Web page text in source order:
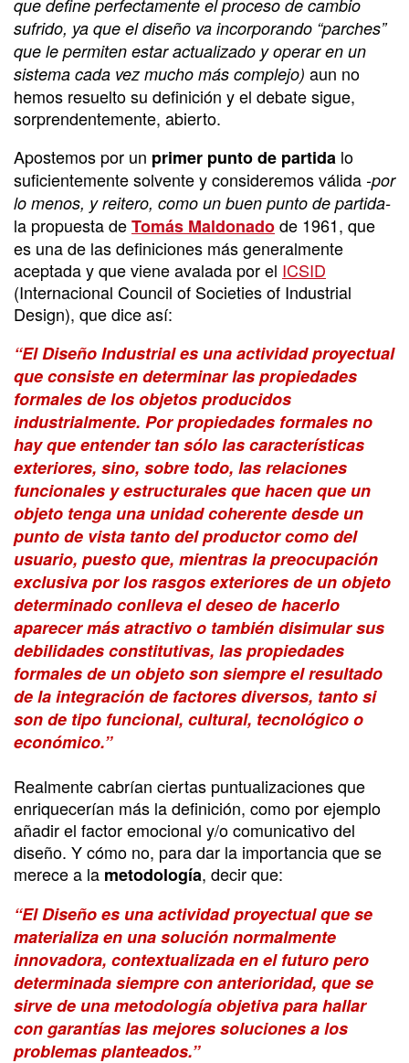
que define perfectamente el proceso de cambio
sufrido, ya que el diseño va incorporando “parches”
que le permiten estar actualizado y operar en un
sistema cada vez mucho más complejo) aun no
hemos resuelto su definición y el debate sigue,
sorprendentemente, abierto.
Apostemos por un primer punto de partida lo
suficientemente solvente y consideremos válida -por
lo menos, y reitero, como un buen punto de partida-
la propuesta deTomás Maldonadode 1961, que
es una de las definiciones más generalmente
aceptada y que viene avalada por el ICSID
(Internacional Council of Societies of Industrial
Design), que dice así:
“El Diseño Industrial es una actividad proyectual
que consiste en determinar las propiedades
formales de los objetos producidos
industrialmente. Por propiedades formales no
hay que entender tan sólo las características
exteriores, sino, sobre todo, las relaciones
funcionales y estructurales que hacen que un
objeto tenga una unidad coherente desde un
punto de vista tanto del productor como del
usuario, puesto que, mientras la preocupación
exclusiva por los rasgos exteriores de un objeto
determinado conlleva el deseo de hacerlo
aparecer más atractivo o también disimular sus
debilidades constitutivas, las propiedades
formales de un objeto son siempre el resultado
de la integración de factores diversos, tanto si
son de tipo funcional, cultural, tecnológico o
económico.”
Realmente cabrían ciertas puntualizaciones que
enriquecerían más la definición, como por ejemplo
añadir el factor emocional y/o comunicativo del
diseño. Y cómo no, para dar la importancia que se
merece a la metodología, decir que:
“El Diseño es una actividad proyectual que se
materializa en una solución normalmente
innovadora, contextualizada en el futuro pero
determinada siempre con anterioridad, que se
sirve de una metodología objetiva para hallar
con garantías las mejores soluciones a los
problemas planteados.”